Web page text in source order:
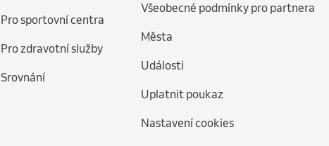
Pro sportovní centra
Pro zdravotní služby
Srovnání
Všeobecné podmínky pro partnera
Města
Události
Uplatnit poukaz
Nastavení cookies